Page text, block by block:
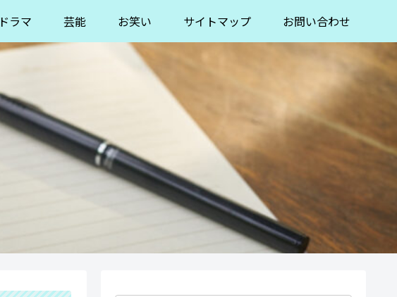
ドラマ 芸能 お笑い サイトマップ お問い合わせ